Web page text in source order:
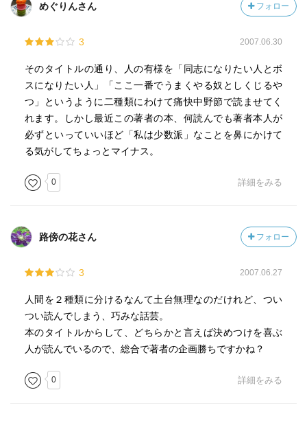
めぐりんさん フォロー
3 2007.06.30
そのタイトルの通り、人の有様を「同志になりたい人とボ
スになりたい人」「ここ一番でうまくやる奴としくじるや
つ」というように二種類にわけて痛快中野節で読ませてく
れます。しかし最近この著者の本、何読んでも著者本人が
必ずといっていいほど「私は少数派」なことを鼻にかけて
る気がしてちょっとマイナス。
0 詳細をみる
路傍の花さん フォロー
3 2007.06.27
人間を２種類に分けるなんて土台無理なのだけれど、つい
つい読んでしまう、巧みな話芸。
本のタイトルからして、どちらかと言えば決めつけを喜ぶ
人が読んでいるので、総合で著者の企画勝ちですかね？
0 詳細をみる